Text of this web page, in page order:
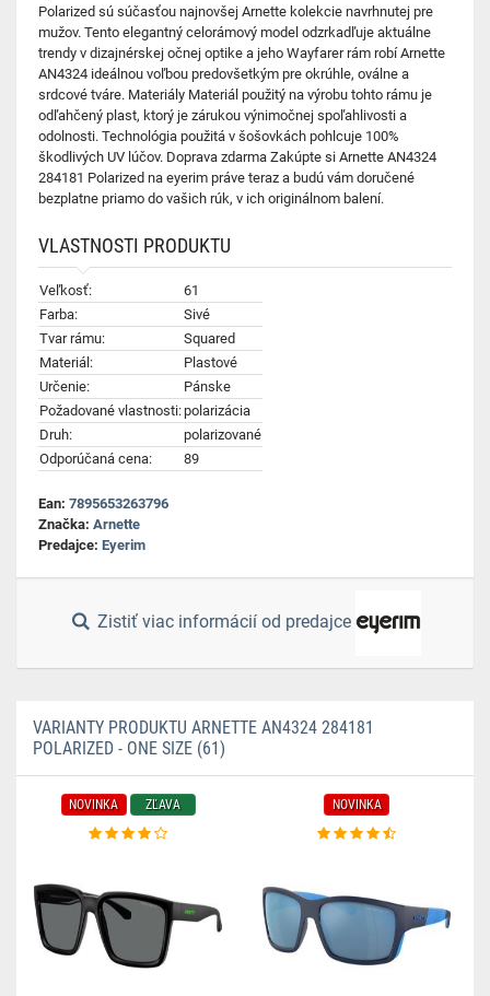
Polarized sú súčasťou najnovšej Arnette kolekcie navrhnutej pre
mužov. Tento elegantný celorámový model odzrkadľuje aktuálne
trendy v dizajnérskej očnej optike a jeho Wayfarer rám robí Arnette
AN4324 ideálnou voľbou predovšetkým pre okrúhle, oválne a
srdcové tváre. Materiály Materiál použitý na výrobu tohto rámu je
odľahčený plast, ktorý je zárukou výnimočnej spoľahlivosti a
odolnosti. Technológia použitá v šošovkách pohlcuje 100%
škodlivých UV lúčov. Doprava zdarma Zakúpte si Arnette AN4324
284181 Polarized na eyerim práve teraz a budú vám doručené
bezplatne priamo do vašich rúk, v ich originálnom balení.
VLASTNOSTI PRODUKTU
Veľkosť:
61
Farba:
Sivé
Tvar rámu:
Squared
Materiál:
Plastové
Určenie:
Pánske
Požadované vlastnosti:polarizácia
Druh:
polarizované
Odporúčaná cena:
89
Ean: 7895653263796
Značka: Arnette
Predajce: Eyerim
Zistiť viac informácií od predajce
VARIANTY PRODUKTU ARNETTE AN4324 284181
POLARIZED - ONE SIZE (61)
NOVINKA ZĽAVA NOVINKA